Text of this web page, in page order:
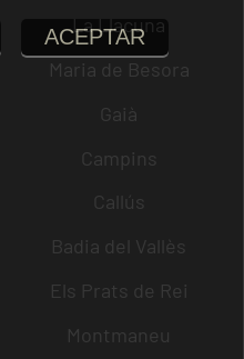
La Llacuna
Maria de Besora
Gaià
Campins
Callús
Badia del Vallès
Els Prats de Rei
Montmaneu
ACEPTAR